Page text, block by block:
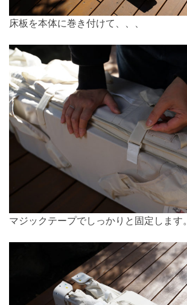
床板を本体に巻き付けて、、、
マジックテープでしっかりと固定します。